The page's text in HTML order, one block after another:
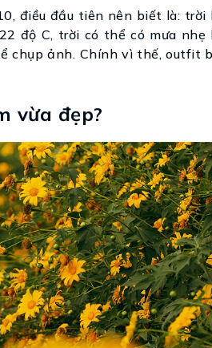
điều đầu tiên nên biết là: trời
độ C, trời có thể có mưa nhẹ
chụp ảnh. Chính vì thế, outfit
vừa đẹp?